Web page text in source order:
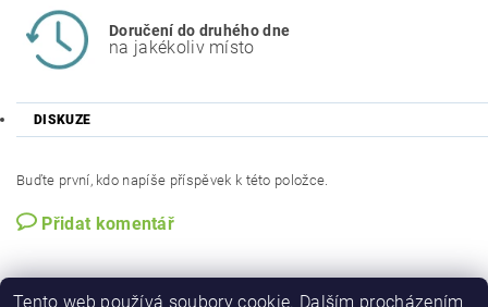
Doručení do druhého dne
na jakékoliv místo
DISKUZE
Buďte první, kdo napíše příspěvek k této položce.
Přidat komentář
Tento web používá soubory cookie. Dalším procházením